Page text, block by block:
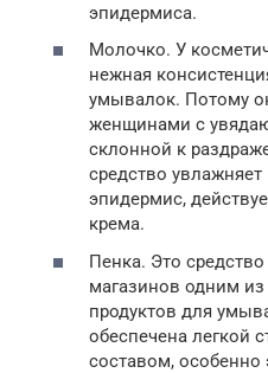
эпидермиса.
Молочко. У
нежная
умывалок. Потому
женщинами с
склонной к
средство увлажняет
эпидермис,
крема.
Пенка. Это
магазинов одним из
продуктов для
обеспечена легкой
составом, особенно